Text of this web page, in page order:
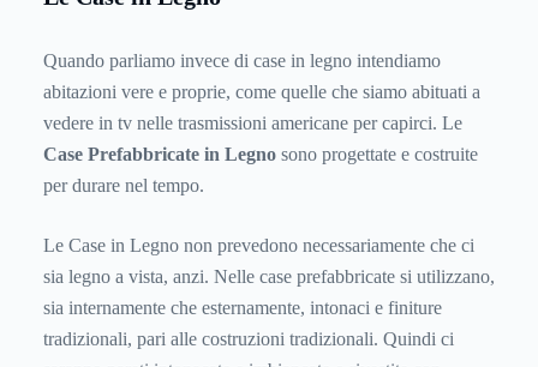
Quando parliamo invece di case in legno intendiamo
abitazioni vere e proprie, come quelle che siamo abituati a
vedere in tv nelle trasmissioni americane per capirci. Le
Case Prefabbricate in Legno sono progettate e costruite
per durare nel tempo.
Le Case in Legno non prevedono necessariamente che ci
sia legno a vista, anzi. Nelle case prefabbricate si utilizzano,
sia internamente che esternamente, intonaci e finiture
tradizionali, pari alle costruzioni tradizionali. Quindi ci